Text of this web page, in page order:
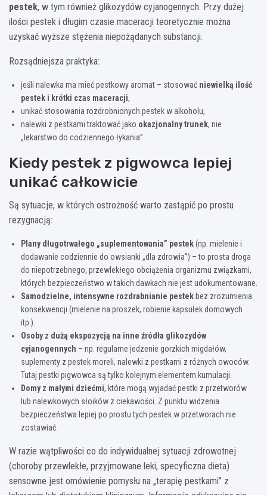
pestek, w tym również glikozydów cyjanogennych. Przy dużej
ilości pestek i długim czasie maceracji teoretycznie można
uzyskać wyższe stężenia niepożądanych substancji.
Rozsądniejsza praktyka:
jeśli nalewka ma mieć pestkowy aromat – stosować niewielką ilość
pestek i krótki czas maceracji,
unikać stosowania rozdrobnionych pestek w alkoholu,
nalewki z pestkami traktować jako okazjonalny trunek, nie
„lekarstwo do codziennego łykania”.
Kiedy pestek z pigwowca lepiej
unikać całkowicie
Są sytuacje, w których ostrożność warto zastąpić po prostu
rezygnacją:
Plany długotrwałego „suplementowania” pestek(np. mielenie i
dodawanie codziennie do owsianki „dla zdrowia”) – to prosta droga
do niepotrzebnego, przewlekłego obciążenia organizmu związkami,
których bezpieczeństwo w takich dawkach nie jest udokumentowane.
Samodzielne, intensywne rozdrabnianie pestek bez zrozumienia
konsekwencji (mielenie na proszek, robienie kapsułek domowych
itp.).
Osoby z dużą ekspozycją na inne źródła glikozydów
cyjanogennych – np. regularne jedzenie gorzkich migdałów,
suplementy z pestek moreli, nalewki z pestkami z różnych owoców.
Tutaj pestki pigwowca są tylko kolejnym elementem kumulacji.
Domy z małymi dziećmi, które mogą wyjadać pestki z przetworów
lub nalewkowych słoików z ciekawości. Z punktu widzenia
bezpieczeństwa lepiej po prostu tych pestek w przetworach nie
zostawiać.
W razie wątpliwości co do indywidualnej sytuacji zdrowotnej
(choroby przewlekłe, przyjmowane leki, specyficzna dieta)
sensowne jest omówienie pomysłu na „terapię pestkami” z